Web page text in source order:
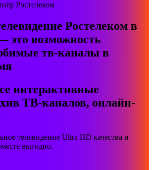
Ростелеком
Ростелеком в
это возможность
тв-каналы в
интерактивные
ТВ-каналов, онлайн-
телевидение Ultra HD качества и
выгодно.